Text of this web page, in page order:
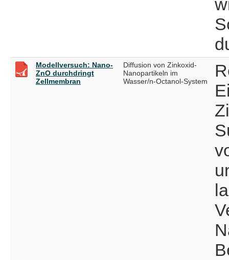
Modellversuch: Nano-
ZnO durchdringt
Zellmembran
Diffusion von Zinkoxid-
Nanopartikeln im
Wasser/n-Octanol-System